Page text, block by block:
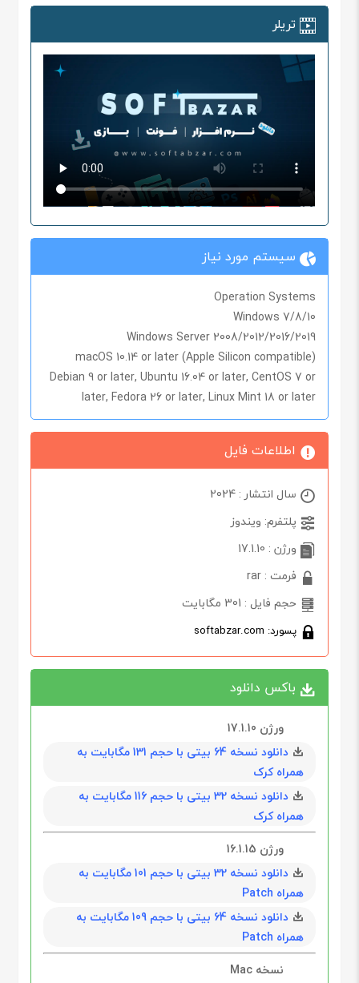
تریلر
سیستم مورد نیاز
Operation Systems
Windows 7/8/10
Windows Server 2008/2012/2016/2019
macOS 10.14 or later (Apple Silicon compatible)
Debian 9 or later, Ubuntu 16.04 or later, CentOS 7 or
later, Fedora 26 or later, Linux Mint 18 or later
اطلاعات فایل
سال انتشار : 2024
پلتفرم: ویندوز
ورژن : 17.1.10
فرمت : rar
حجم فایل : 301 مگابایت
پسورد: softabzar.com
باکس دانلود
ورژن 17.1.10
دانلود نسخه 64 بیتی با حجم 131 مگابايت به
همراه کرک
دانلود نسخه 32 بیتی با حجم 116 مگابايت به
همراه کرک
ورژن 16.1.15
دانلود نسخه 32 بیتی با حجم 101 مگابايت به
همراه Patch
دانلود نسخه 64 بیتی با حجم 109 مگابايت به
همراه Patch
نسخه Mac